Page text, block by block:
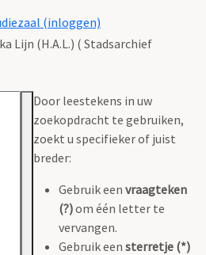
(inloggen)
Lijn (H.A.L.) ( Stadsarchief
Door leestekens in uw
zoekopdracht te gebruiken,
zoekt u specifieker of juist
breder:
Gebruik een vraagteken
(?)om één letter te
vervangen.
Gebruik een sterretje (*)